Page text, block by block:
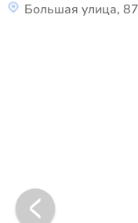
Большая улица,